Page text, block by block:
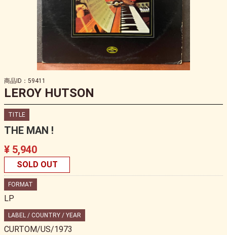
商品ID：59411
LEROY HUTSON
TITLE
THE MAN !
¥ 5,940
SOLD OUT
FORMAT
LP
LABEL / COUNTRY / YEAR
CURTOM/US/1973